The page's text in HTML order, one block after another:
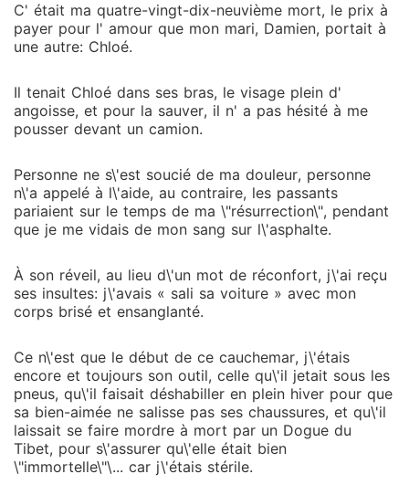
lieu d\'un mot de réconfort, j\'ai reçu ses insultes:
j\'avais « sali sa voiture » avec mon corps brisé et
ensanglanté. Ce n\'est que le début de ce cauchemar,
sous les pneus, qu\'il faisait déshabiller en plein hiver
pour que sa bien-aimée ne salisse pas ses
par un Dogue du Tibet, pour s\'assurer qu\'elle était
bien \"immortelle\"\... car j\'étais stérile. Mon calvaire
atteignant bientôt son dénouement, j\'ai appris avec
une joie indicible qu\'il ne me restait qu\'une seule et
Damien, a simulé une fausse couche et m\'a accusée
de l' avoir attaquée, m\'assurant ainsi ma fin. Aveuglé
par son amour pour Chloé et leur enfant, l' unique
dissection pour \"sauver\" son fils. Allongée sur la
table d\'opération, attachée, cette centième mort
serait ma délivrance. Maintenant, enfin libre après
cent morts, je peux enfin couper tous les liens avec
ce monde, avec Damien, et commencer une nouvelle
vie.
C' était ma quatre-vingt-dix-neuvième mort, le prix à
payer pour l' amour que mon mari, Damien, portait à
une autre: Chloé.
Il tenait Chloé dans ses bras, le visage plein d'
angoisse, et pour la sauver, il n' a pas hésité à me
pousser devant un camion.
Personne ne s\'est soucié de ma douleur, personne
n\'a appelé à l\'aide, au contraire, les passants
pariaient sur le temps de ma \"résurrection\", pendant
que je me vidais de mon sang sur l\'asphalte.
À son réveil, au lieu d\'un mot de réconfort, j\'ai reçu
ses insultes: j\'avais « sali sa voiture » avec mon
corps brisé et ensanglanté.
Ce n\'est que le début de ce cauchemar, j\'étais
encore et toujours son outil, celle qu\'il jetait sous les
pneus, qu\'il faisait déshabiller en plein hiver pour que
sa bien-aimée ne salisse pas ses chaussures, et qu\'il
laissait se faire mordre à mort par un Dogue du
Tibet, pour s\'assurer qu\'elle était bien
\"immortelle\"\... car j\'étais stérile.